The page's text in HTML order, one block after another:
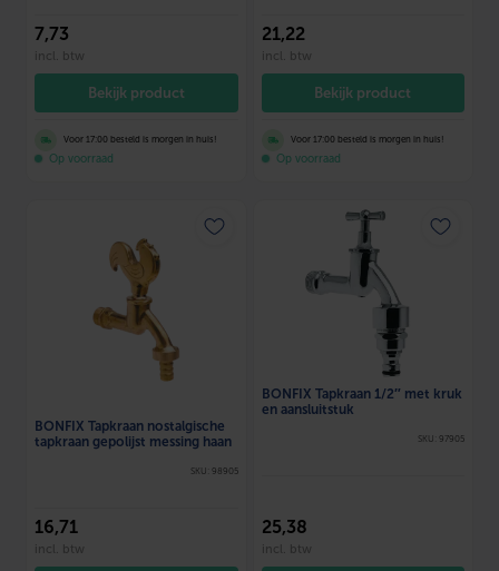
7,73
incl. btw
Bekijk product
Voor 17:00 besteld is morgen in huis!
Op voorraad
21,22
incl. btw
Bekijk product
Voor 17:00 besteld is morgen in huis!
Op voorraad
BONFIX Tapkraan nostalgische
tapkraan gepolijst messing haan
SKU: 98905
16,71
incl. btw
BONFIX Tapkraan 1/2″ met kruk
en aansluitstuk
SKU: 97905
25,38
incl. btw